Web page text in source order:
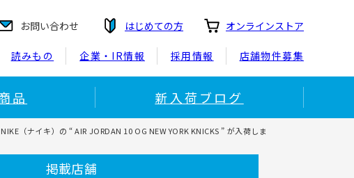
お問い合わせ はじめての方 オンラインストア
読みもの 企業・IR情報 採用情報 店舗物件募集
品 新入荷ブログ
（ナイキ）の “ AIR JORDAN 10 OG NEW YORK KNICKS ” が入荷しま
掲載店舗